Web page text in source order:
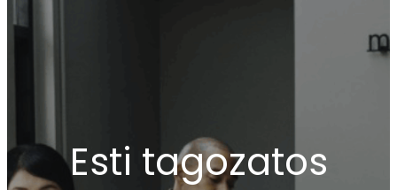
Esti tagozatos